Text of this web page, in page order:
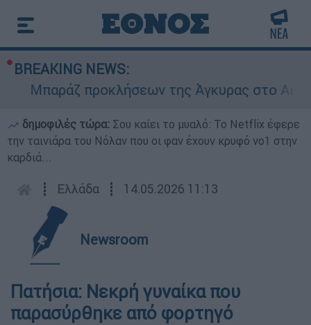
BREAKING NEWS:
Μπαράζ προκλήσεων της Άγκυρας στο
δημοφιλές τώρα: Σου καίει το μυαλό: Το Netflix έφερε
την ταινιάρα του Νόλαν που οι φαν έχουν κρυφό νο1 στην
καρδιά...
┋ Ελλάδα ┋ 14.05.2026 11:13
Newsroom
Πατήσια: Νεκρή γυναίκα που
παρασύρθηκε από φορτηγό